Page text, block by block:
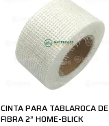
CINTA PARA TABLAROCA DE
FIBRA 2” HOME-BLICK